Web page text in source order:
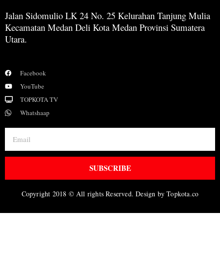
Jalan Sidomulio LK 24 No. 25 Kelurahan Tanjung Mulia
Kecamatan Medan Deli Kota Medan Provinsi Sumatera
Utara.
Facebook
YouTube
TOPKOTA TV
Whatshaap
SUBSCRIBE
Copyright 2018 © All rights Reserved. Design by Topkota.co